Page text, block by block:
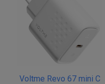
Voltme Revo 67 mini C